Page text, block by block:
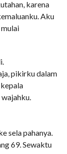
karena
Aku
pikirku dalam
sela pahanya.
69. Sewaktu